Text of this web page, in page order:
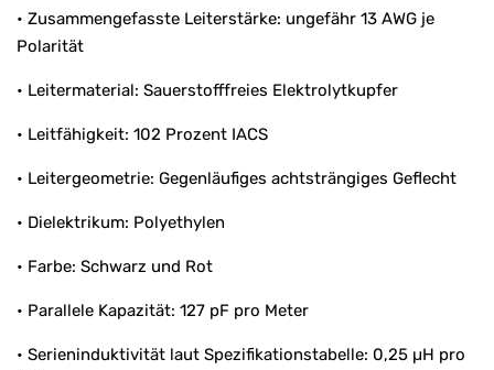
• Zusammengefasste Leiterstärke: ungefähr 13 AWG je
Polarität
• Leitermaterial: Sauerstofffreies Elektrolytkupfer
• Leitfähigkeit: 102 Prozent IACS
• Leitergeometrie: Gegenläufiges achtsträngiges Geflecht
• Dielektrikum: Polyethylen
• Farbe: Schwarz und Rot
• Parallele Kapazität: 127 pF pro Meter
• Serieninduktivität laut Spezifikationstabelle: 0,25 µH pro